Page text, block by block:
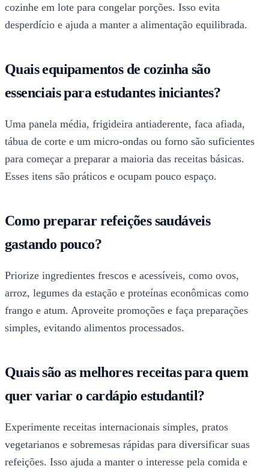
cozinhe em lote para congelar porções. Isso evita
desperdício e ajuda a manter a alimentação equilibrada.
Quais equipamentos de cozinha são
essenciais para estudantes iniciantes?
Uma panela média, frigideira antiaderente, faca afiada,
tábua de corte e um micro-ondas ou forno são suficientes
para começar a preparar a maioria das receitas básicas.
Esses itens são práticos e ocupam pouco espaço.
Como preparar refeições saudáveis
gastando pouco?
Priorize ingredientes frescos e acessíveis, como ovos,
arroz, legumes da estação e proteínas econômicas como
frango e atum. Aproveite promoções e faça preparações
simples, evitando alimentos processados.
Quais são as melhores receitas para quem
quer variar o cardápio estudantil?
Experimente receitas internacionais simples, pratos
vegetarianos e sobremesas rápidas para diversificar suas
refeições. Isso ajuda a manter o interesse pela comida e